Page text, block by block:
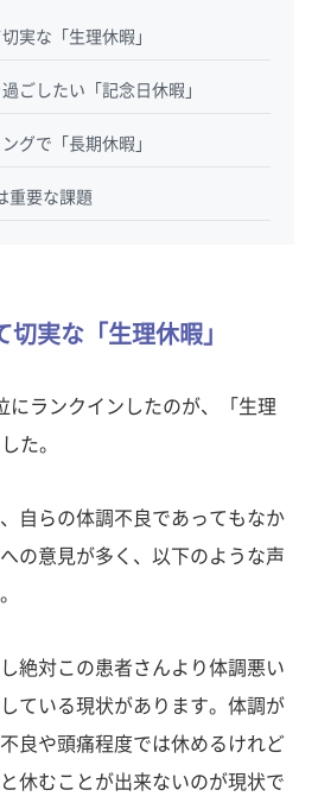
実な「生理休暇」
ごしたい「記念日休暇」
グで「長期休暇」
重要な課題
実な「生理休暇」
にランクインしたのが、「生理
た。
自らの体調不良であってもなか
の意見が多く、以下のような声
絶対この患者さんより体調悪い
ている現状があります。体調が
良や頭痛程度では休めるけれど
休むことが出来ないのが現状で